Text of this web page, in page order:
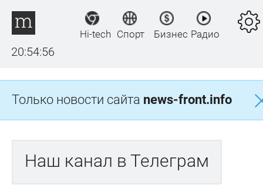
20:54:56
Hi-tech Спорт Бизнес Радио
Только новости сайта news-front.info
Наш канал в Телеграм